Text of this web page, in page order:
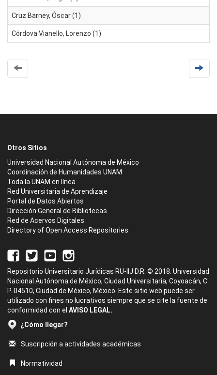
Cruz Barney, Óscar (1)
Córdova Vianello, Lorenzo (1)
Otros Sitios
Universidad Nacional Autónoma de México
Coordinación de Humanidades UNAM
Toda la UNAM en línea
Red Universitaria de Aprendizaje
Portal de Datos Abiertos
Dirección General de Bibliotecas
Red de Acervos Digitales
Directory of Open Access Repositories
Repositorio Universitario Jurídicas RU-IIJ D.R. © 2018. Universidad
Nacional Autónoma de México, Ciudad Universitaria, Coyoacán, C.
P. 04510, Ciudad de México, México. Este sitio web puede ser
utilizado con fines no lucrativos siempre que se cite la fuente de
conformidad con el AVISO LEGAL.
¿Cómo llegar?
Suscripción a actividades académicas
Normatividad